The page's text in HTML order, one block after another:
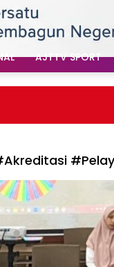
AJTTV SPORT